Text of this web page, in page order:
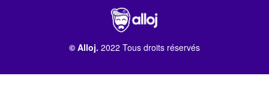
© Alloj. 2022 Tous droits réservés